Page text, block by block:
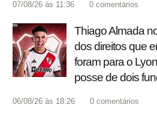
07/08/26 às 11:36 0 comentários
Thiago Almada
dos direitos que
foram para o
posse de dois
06/08/26 às 18:26 0 comentários